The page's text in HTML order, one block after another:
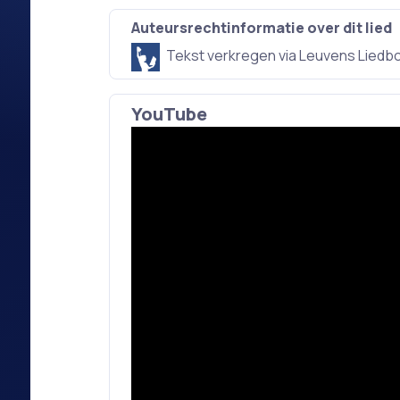
Auteursrechtinformatie over dit lied
Tekst verkregen via Leuvens
YouTube